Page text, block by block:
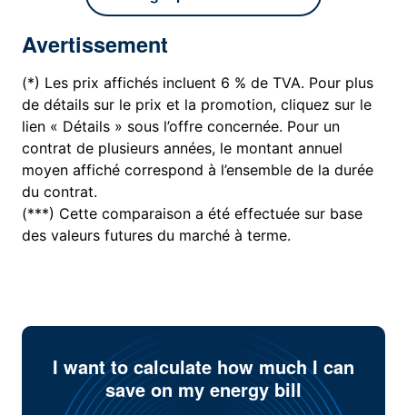
Avertissement
(*) Les prix affichés incluent 6 % de TVA. Pour plus
de détails sur le prix et la promotion, cliquez sur le
lien « Détails » sous l’offre concernée. Pour un
contrat de plusieurs années, le montant annuel
moyen affiché correspond à l’ensemble de la durée
du contrat.
(***) Cette comparaison a été effectuée sur base
des valeurs futures du marché à terme.
I want to calculate how much I can
save on my energy bill